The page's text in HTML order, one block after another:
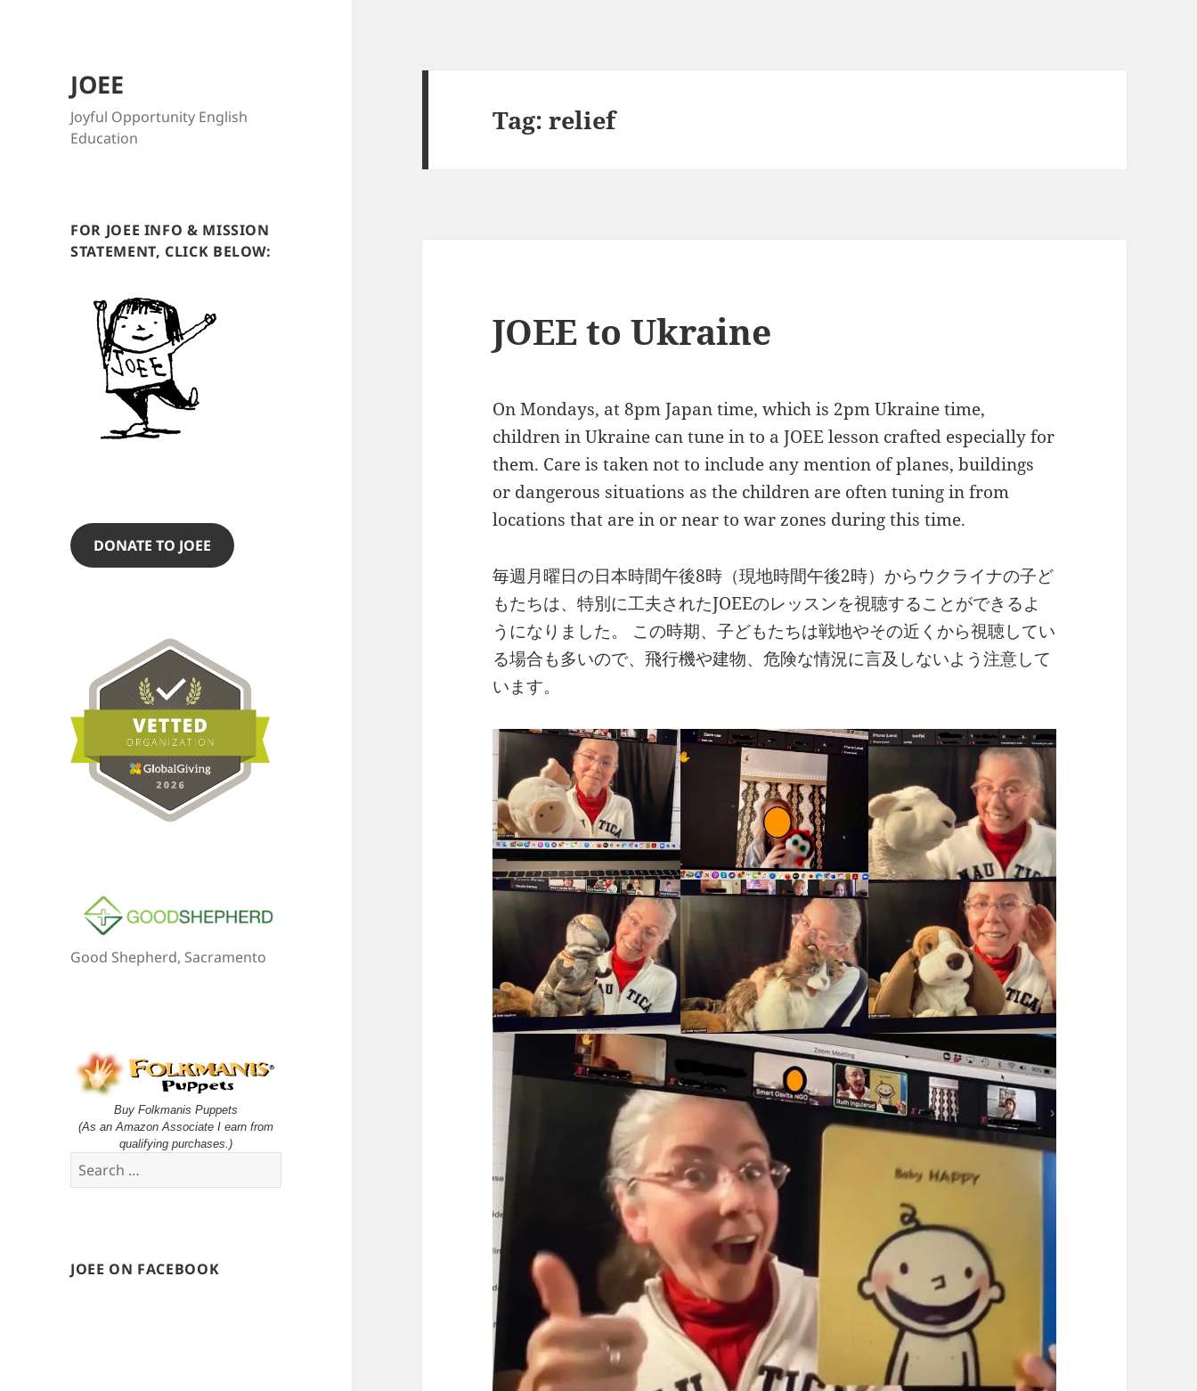
JOEE
Joyful Opportunity English
Education
FOR JOEE INFO & MISSION
STATEMENT, CLICK BELOW:
DONATE TO JOEE
Good Shepherd, Sacramento
Buy Folkmanis Puppets
(As an Amazon Associate I earn from
qualifying purchases.)
Search
for:
JOEE ON FACEBOOK
Tag:relief
JOEE to Ukraine
On Mondays, at 8pm Japan time, which is 2pm Ukraine time,
children in Ukraine can tune in to a JOEE lesson crafted especially for
them. Care is taken not to include any mention of planes, buildings
or dangerous situations as the children are often tuning in from
locations that are in or near to war zones during this time.
毎週月曜日の日本時間午後8時（現地時間午後2時）からウクライナの子ど
もたちは、特別に工夫されたJOEEのレッスンを視聴することができるよ
うになりました。 この時期、子どもたちは戦地やその近くから視聴してい
る場合も多いので、飛行機や建物、危険な情況に言及しないよう注意して
います。